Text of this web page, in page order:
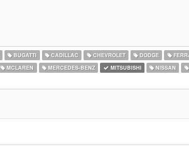
BUGATTI CADILLAC CHEVROLET DODGE
MCLAREN MERCEDES-BENZ MITSUBISHI NISSAN